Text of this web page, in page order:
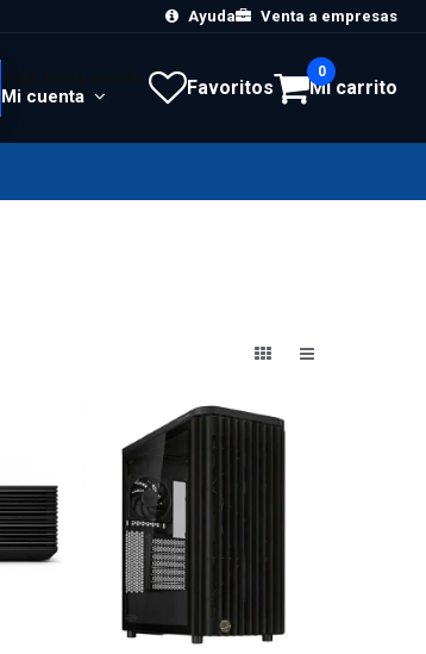
Ayuda Venta a empresas
Mi cuenta Favoritos Mi carrito
0